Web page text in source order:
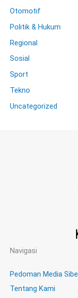
Otomotif
Politik & Hukum
Regional
Sosial
Sport
Tekno
Uncategorized
Navigasi
Pedoman Media
Tentang Kami